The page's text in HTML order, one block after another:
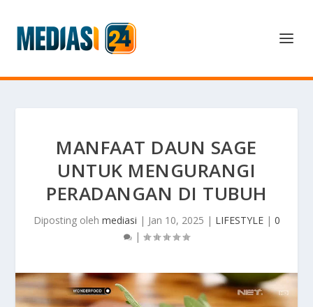
MANFAAT DAUN SAGE
UNTUK MENGURANGI
PERADANGAN DI TUBUH
Diposting oleh mediasi | Jan 10, 2025 | LIFESTYLE| 0
|